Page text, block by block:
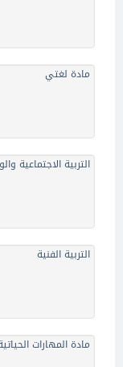
مادة لغتي
التربية الاجتماعية
التربية الفنية
مادة المهارات